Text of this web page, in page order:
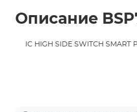
Описание
IC HIGH SIDE SWITCH SMART